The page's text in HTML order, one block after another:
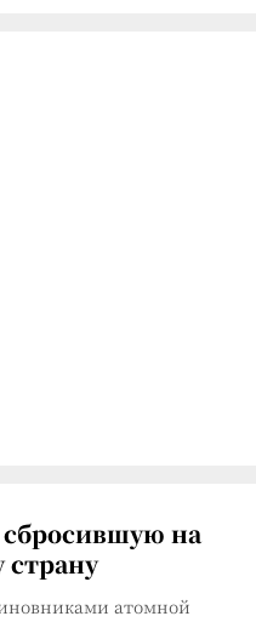
сбросившую на
страну
атомной